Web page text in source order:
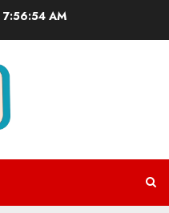
7:56:54 AM